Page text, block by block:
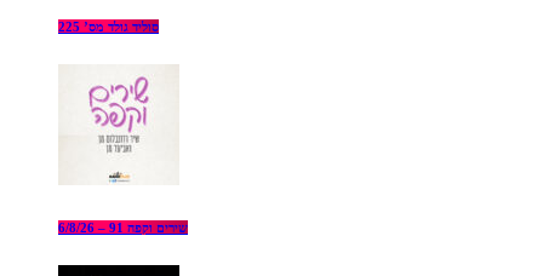
סוליד גולד מס’ 225
שירים וקפה 91 – 6/8/26